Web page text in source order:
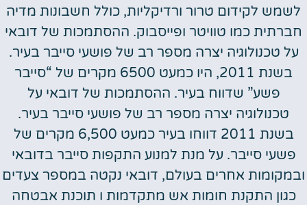
לשמש לקידום טרור ורדיקליות, כולל חשבונות מדיה
חברתית כמו טוויטר ופייסבוק. ההסתמכות של דובאי
על טכנולוגיה יצרה מספר רב של פושעי סייבר בעיר.
בשנת 2011, היו כמעט 6500 מקרים של “סייבר
פשע” שדווח בעיר. ההסתמכות של דובאי על
טכנולוגיה יצרה מספר רב של פושעי סייבר בעיר.
בשנת 2011 דווחו בעיר כמעט 6,500 מקרים של
פשעי סייבר. על מנת למנוע התקפות סייבר בדובאי
ובמקומות אחרים בעולם, דובאי נקטה במספר צעדים
כגון התקנת חומות אש מתקדמות ו תוכנת אבטחה